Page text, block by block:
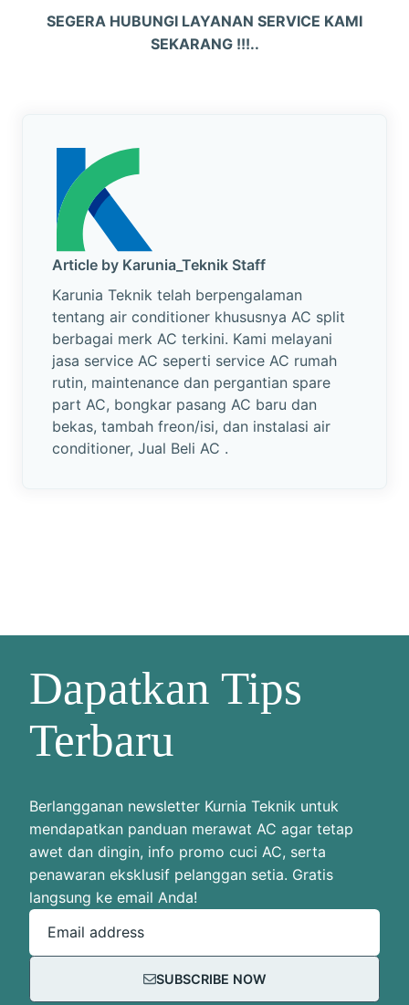
SEGERA HUBUNGI LAYANAN SERVICE KAMI
SEKARANG !!!..
Article by Karunia_Teknik Staff
Karunia Teknik telah berpengalaman
tentang air conditioner khususnya AC split
berbagai merk AC terkini. Kami melayani
jasa service AC seperti service AC rumah
rutin, maintenance dan pergantian spare
part AC, bongkar pasang AC baru dan
bekas, tambah freon/isi, dan instalasi air
conditioner, Jual Beli AC .
Dapatkan Tips
Terbaru
Berlangganan newsletter Kurnia Teknik untuk
mendapatkan panduan merawat AC agar tetap
awet dan dingin, info promo cuci AC, serta
penawaran eksklusif pelanggan setia. Gratis
langsung ke email Anda!
Email address
SUBSCRIBE NOW